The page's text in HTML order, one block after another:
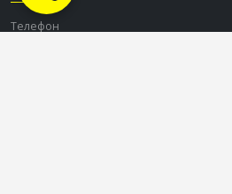
Телефон